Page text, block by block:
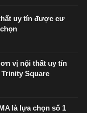
uy tín được cư
vị nội thất uy tín
Square
là lựa chọn số 1